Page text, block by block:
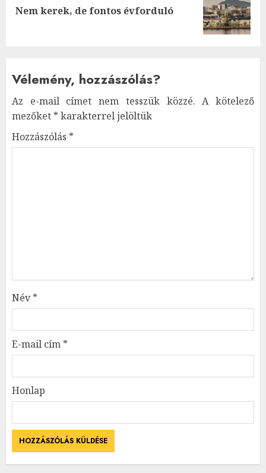
Next
Nem kerek, de fontos évforduló
Vélemény, hozzászólás?
Az e-mail címet nem tesszük közzé. A kötelező
mezőket * karakterrel jelöltük
Hozzászólás *
Név*
E-mail cím *
Honlap